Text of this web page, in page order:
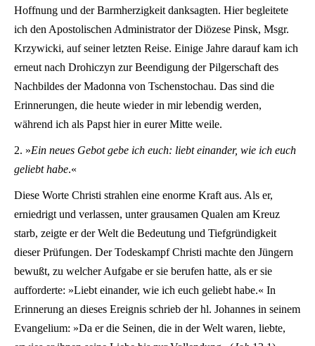
Hoffnung und der Barmherzigkeit danksagten. Hier begleitete
ich den Apostolischen Administrator der Diözese Pinsk, Msgr.
Krzywicki, auf seiner letzten Reise. Einige Jahre darauf kam ich
erneut nach Drohiczyn zur Beendigung der Pilgerschaft des
Nachbildes der Madonna von Tschenstochau. Das sind die
Erinnerungen, die heute wieder in mir lebendig werden,
während ich als Papst hier in eurer Mitte weile.
2. »Ein neues Gebot gebe ich euch: liebt einander, wie ich euch
geliebt habe.«
Diese Worte Christi strahlen eine enorme Kraft aus. Als er,
erniedrigt und verlassen, unter grausamen Qualen am Kreuz
starb, zeigte er der Welt die Bedeutung und Tiefgründigkeit
dieser Prüfungen. Der Todeskampf Christi machte den Jüngern
bewußt, zu welcher Aufgabe er sie berufen hatte, als er sie
aufforderte: »Liebt einander, wie ich euch geliebt habe.« In
Erinnerung an dieses Ereignis schrieb der hl. Johannes in seinem
Evangelium: »Da er die Seinen, die in der Welt waren, liebte,